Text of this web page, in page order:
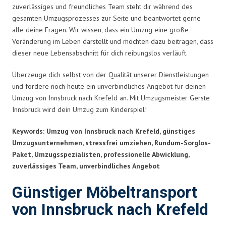
zuverlässiges und freundliches Team steht dir während des
gesamten Umzugsprozesses zur Seite und beantwortet gerne
alle deine Fragen. Wir wissen, dass ein Umzug eine große
Veränderung im Leben darstellt und möchten dazu beitragen, dass
dieser neue Lebensabschnitt für dich reibungslos verläuft.
Überzeuge dich selbst von der Qualität unserer Dienstleistungen
und fordere noch heute ein unverbindliches Angebot für deinen
Umzug von Innsbruck nach Krefeld an. Mit Umzugsmeister Gerste
Innsbruck wird dein Umzug zum Kinderspiel!
Keywords: Umzug von Innsbruck nach Krefeld, günstiges
Umzugsunternehmen, stressfrei umziehen, Rundum-Sorglos-
Paket, Umzugsspezialisten, professionelle Abwicklung,
zuverlässiges Team, unverbindliches Angebot
Günstiger Möbeltransport
von Innsbruck nach Krefeld